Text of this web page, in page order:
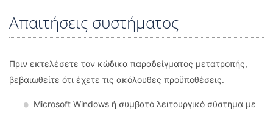
Απαιτήσεις συστήματος
Πριν εκτελέσετε τον κώδικα παραδείγματος μετατροπής,
βεβαιωθείτε ότι έχετε τις ακόλουθες προϋποθέσεις.
Microsoft Windows ή συμβατό λειτουργικό σύστημα με